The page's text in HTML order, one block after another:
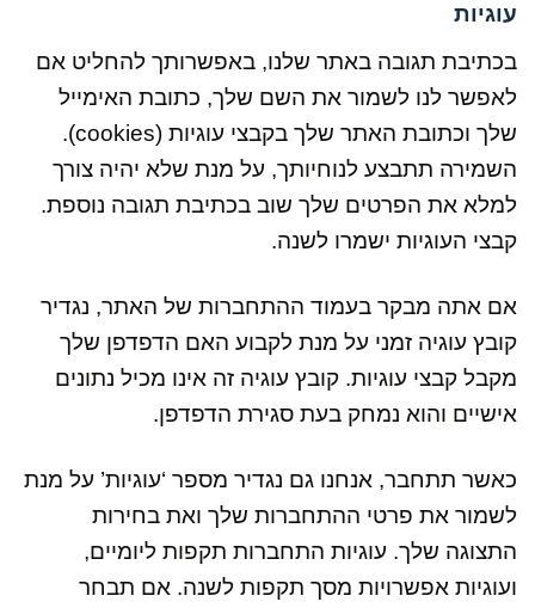
עוגיות
בכתיבת תגובה באתר שלנו, באפשרותך להחליט אם
לאפשר לנו לשמור את השם שלך, כתובת האימייל
שלך וכתובת האתר שלך בקבצי עוגיות (cookies).
השמירה תתבצע לנוחיותך, על מנת שלא יהיה צורך
למלא את הפרטים שלך שוב בכתיבת תגובה נוספת.
קבצי העוגיות ישמרו לשנה.
אם אתה מבקר בעמוד ההתחברות של האתר, נגדיר
קובץ עוגיה זמני על מנת לקבוע האם הדפדפן שלך
מקבל קבצי עוגיות. קובץ עוגיה זה אינו מכיל נתונים
אישיים והוא נמחק בעת סגירת הדפדפן.
כאשר תתחבר, אנחנו גם נגדיר מספר ‘עוגיות’ על מנת
לשמור את פרטי ההתחברות שלך ואת בחירות
התצוגה שלך. עוגיות התחברות תקפות ליומיים,
ועוגיות אפשרויות מסך תקפות לשנה. אם תבחר